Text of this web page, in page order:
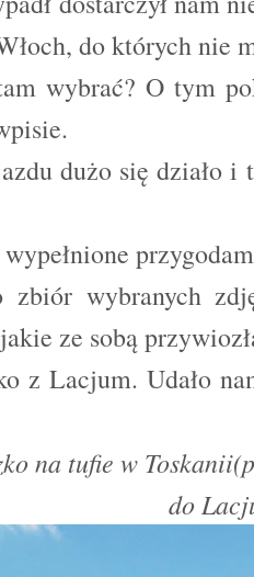
do których nie
wybrać? O tym
dużo się działo
wybranych
ze sobą
z Lacjum. Udało
na tufie w
do